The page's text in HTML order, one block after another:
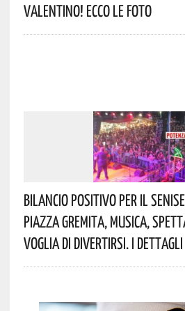
Valentino! Ecco Le Foto
Bilancio Positivo Per Il
Piazza Gremita, Musica,
Voglia Di Divertirsi. I Dettagli